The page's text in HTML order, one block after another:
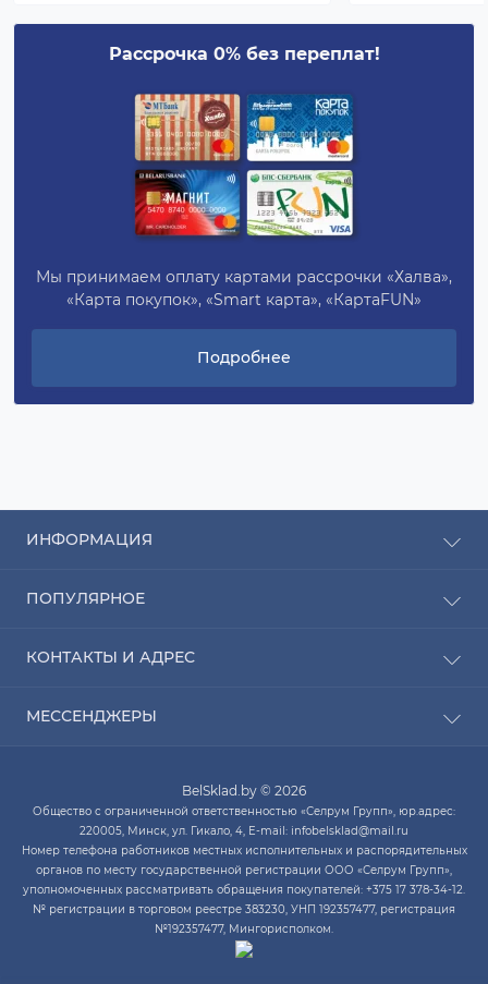
Рассрочка 0% без переплат!
Мы принимаем оплату картами рассрочки «Халва»,
«Карта покупок», «Smart карта», «КартаFUN»
Подробнее
ИНФОРМАЦИЯ
Оплата
О компании
Карта сайта
ПОПУЛЯРНОЕ
Насосы для воды
Котлы отопления
КОНТАКТЫ И АДРЕС
до 14:00
ПН-ЧТ с 9:00 до 20:00
ПТ с 9:00 до 19:00
СБ с 10:00 до 14:00
МЕССЕНДЖЕРЫ
WhatsApp
Skype
BelSklad.by © 2026
Общество с ограниченной ответственностью «Селрум Групп», юр.адрес:
220005, Минск, ул. Гикало, 4, E-mail: infobelsklad@mail.ru
Номер телефона работников местных исполнительных и распорядительных
органов по месту государственной регистрации ООО «Селрум Групп»,
уполномоченных рассматривать обращения покупателей: +375 17 378-34-12.
№ регистрации в торговом реестре 383230, УНП 192357477, регистрация
№192357477, Мингорисполком.